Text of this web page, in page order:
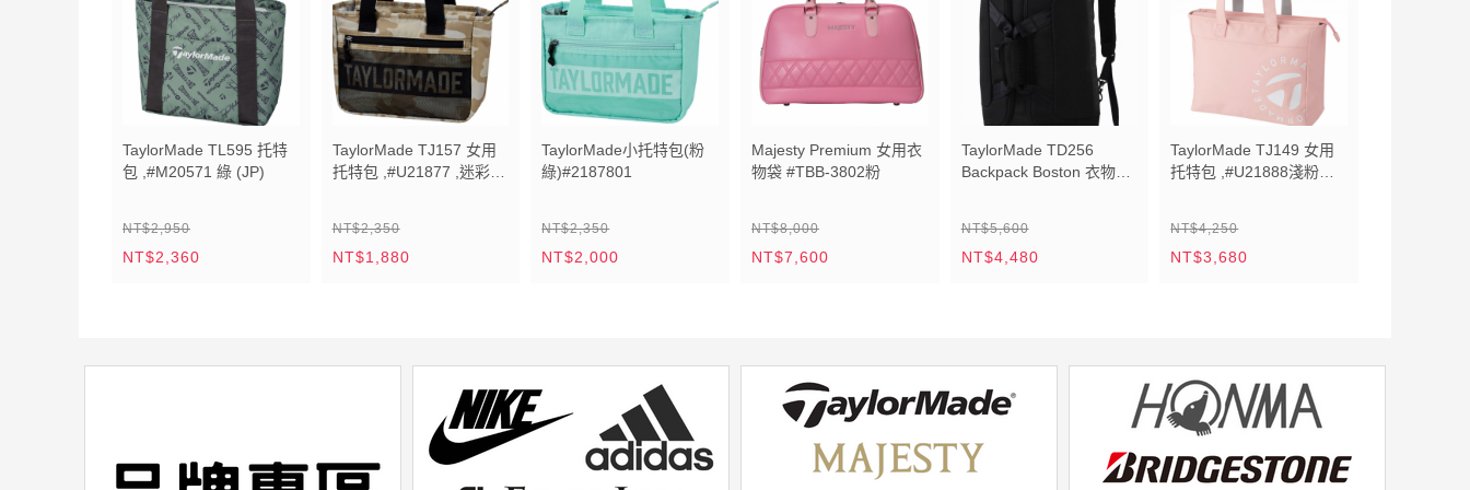
TaylorMade TL595 托特
包 ,#M20571 綠 (JP)
NT$2,950
NT$2,360
TaylorMade TJ157 女用
托特包 ,#U21877 ,迷彩
NT$2,350
NT$1,880
TaylorMade小托特包(粉
綠)#2187801
NT$2,350
NT$2,000
Majesty Premium 女用衣
物袋 #TBB-3802粉
NT$8,000
NT$7,600
TaylorMade TD256
Backpack Boston 衣物袋
NT$5,600
NT$4,480
TaylorMade TJ149 女用
托特包 ,#U21888淺粉
NT$4,250
NT$3,680